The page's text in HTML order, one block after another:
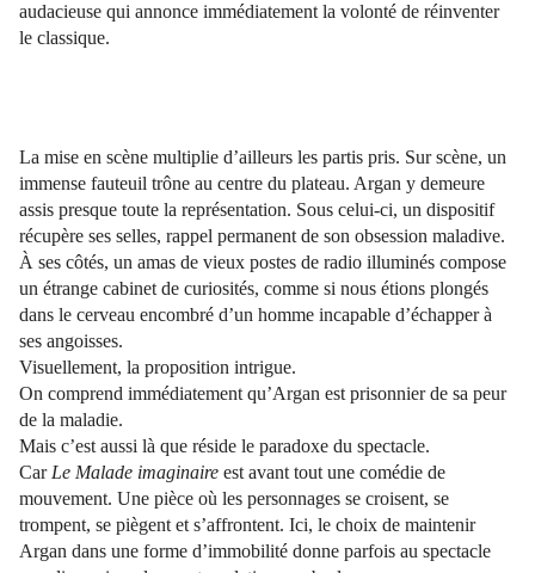
audacieuse qui annonce immédiatement la volonté de réinventer
le classique.
La mise en scène multiplie d’ailleurs les partis pris. Sur scène, un
immense fauteuil trône au centre du plateau. Argan y demeure
assis presque toute la représentation. Sous celui-ci, un dispositif
récupère ses selles, rappel permanent de son obsession maladive.
À ses côtés, un amas de vieux postes de radio illuminés compose
un étrange cabinet de curiosités, comme si nous étions plongés
dans le cerveau encombré d’un homme incapable d’échapper à
ses angoisses.
Visuellement, la proposition intrigue.
On comprend immédiatement qu’Argan est prisonnier de sa peur
de la maladie.
Mais c’est aussi là que réside le paradoxe du spectacle.
Car Le Malade imaginaire est avant tout une comédie de
mouvement. Une pièce où les personnages se croisent, se
trompent, se piègent et s’affrontent. Ici, le choix de maintenir
Argan dans une forme d’immobilité donne parfois au spectacle